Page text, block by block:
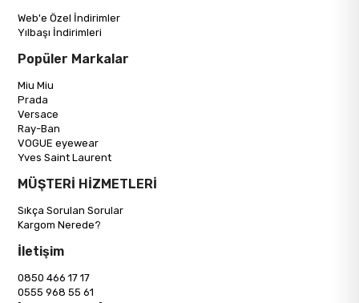
Web'e Özel İndirimler
Yılbaşı İndirimleri
Popüler Markalar
Miu Miu
Prada
Versace
Ray-Ban
VOGUE eyewear
Yves Saint Laurent
MÜŞTERİ HİZMETLERİ
Sıkça Sorulan Sorular
Kargom Nerede?
İletişim
0850 466 17 17
0555 968 55 61